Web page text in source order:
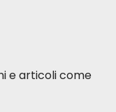
e articoli come